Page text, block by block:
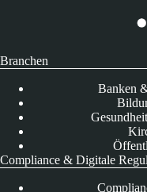
Branchen
Banken
Compliance & Digitale